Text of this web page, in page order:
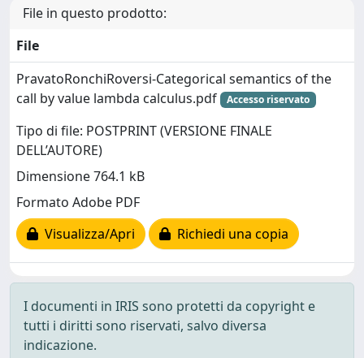
File in questo prodotto:
File
PravatoRonchiRoversi-Categorical semantics of the
call by value lambda calculus.pdf
Accesso riservato
Tipo di file: POSTPRINT (VERSIONE FINALE
DELL’AUTORE)
Dimensione 764.1 kB
Formato Adobe PDF
Visualizza/Apri
Richiedi una copia
I documenti in IRIS sono protetti da copyright e
tutti i diritti sono riservati, salvo diversa
indicazione.